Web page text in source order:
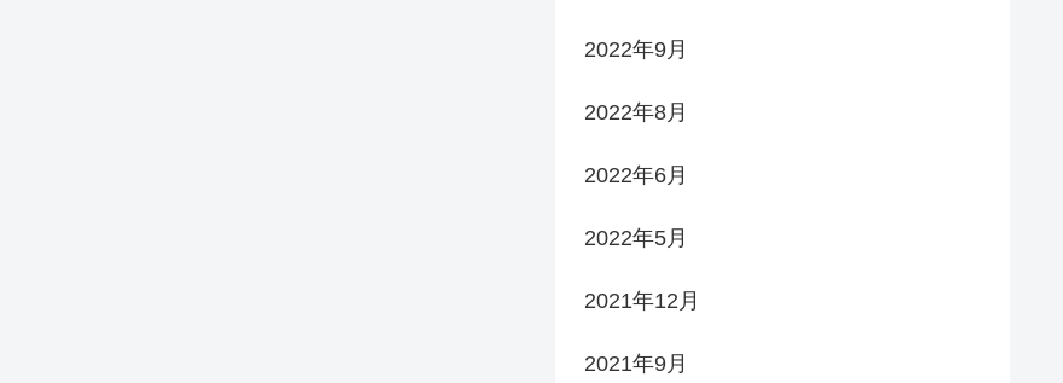
2022年9月
2022年8月
2022年6月
2022年5月
2021年12月
2021年9月